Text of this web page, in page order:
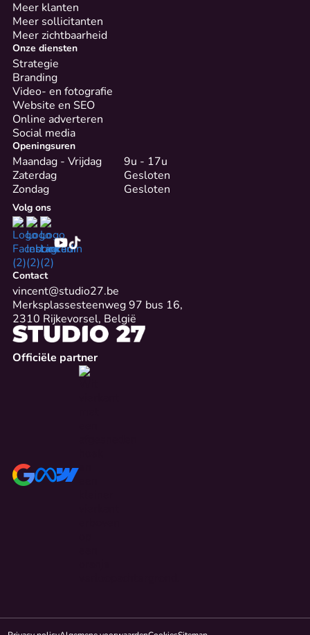
Officiële partner
Contact
vincent@studio27.be
Merksplassesteenweg 97 bus 16,
2310 Rijkevorsel, België
Volg ons
Openingsuren
Maandag - Vrijdag
Zaterdag
Zondag
9u - 17u
Gesloten
Gesloten
Onze diensten
Strategie
Branding
Video- en fotografie
Website en SEO
Online adverteren
Social media
Meer klanten
Meer sollicitanten
Meer zichtbaarheid